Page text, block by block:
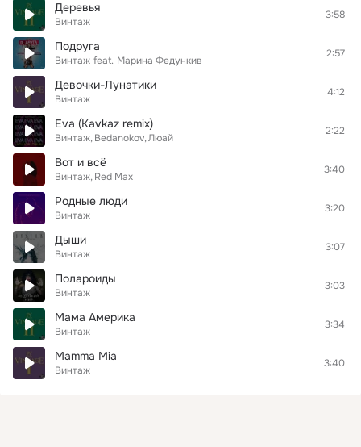
Деревья
Винтаж
3:58
Подруга
Винтаж feat. Марина Федункив
2:57
Девочки-Лунатики
Винтаж
4:12
Eva (Kavkaz remix)
Винтаж Bedanokov Люай
2:22
Вот и всё
Винтаж Red Max
3:40
Родные люди
Винтаж
3:20
Дыши
Винтаж
3:07
Полароиды
Винтаж
3:03
Мама Америка
Винтаж
3:34
Mamma Mia
Винтаж
3:40